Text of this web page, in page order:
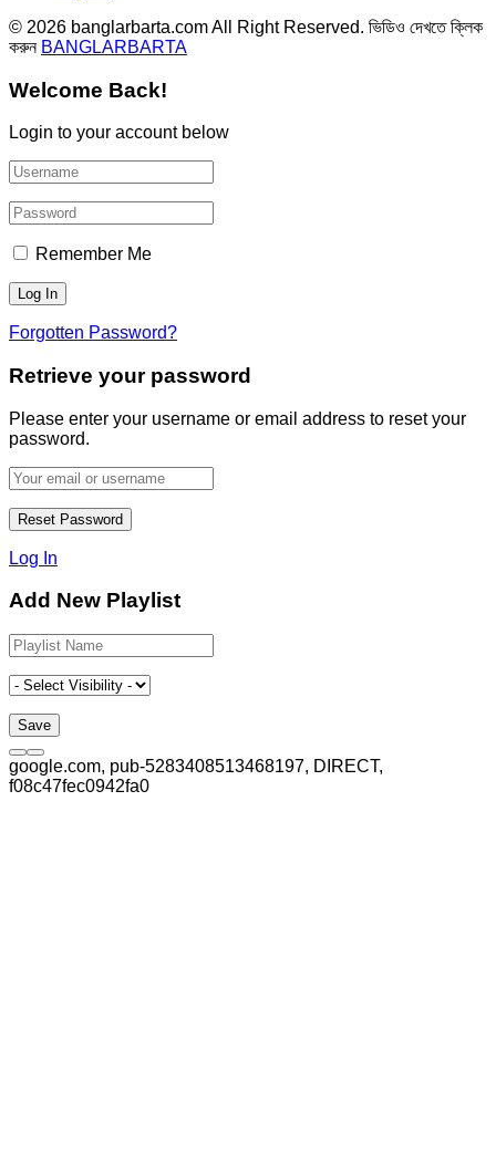
© 2026 banglarbarta.com All Right Reserved. ভিডিও দেখতে ক্লিক
করুন BANGLARBARTA
Welcome Back!
Login to your account below
Remember Me
Forgotten Password?
Retrieve your password
Please enter your username or email address to reset your
password.
Log In
Add New Playlist
google.com, pub-5283408513468197, DIRECT,
f08c47fec0942fa0